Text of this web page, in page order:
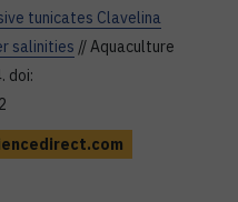
tunicates Clavelina
salinities // Aquaculture
doi: